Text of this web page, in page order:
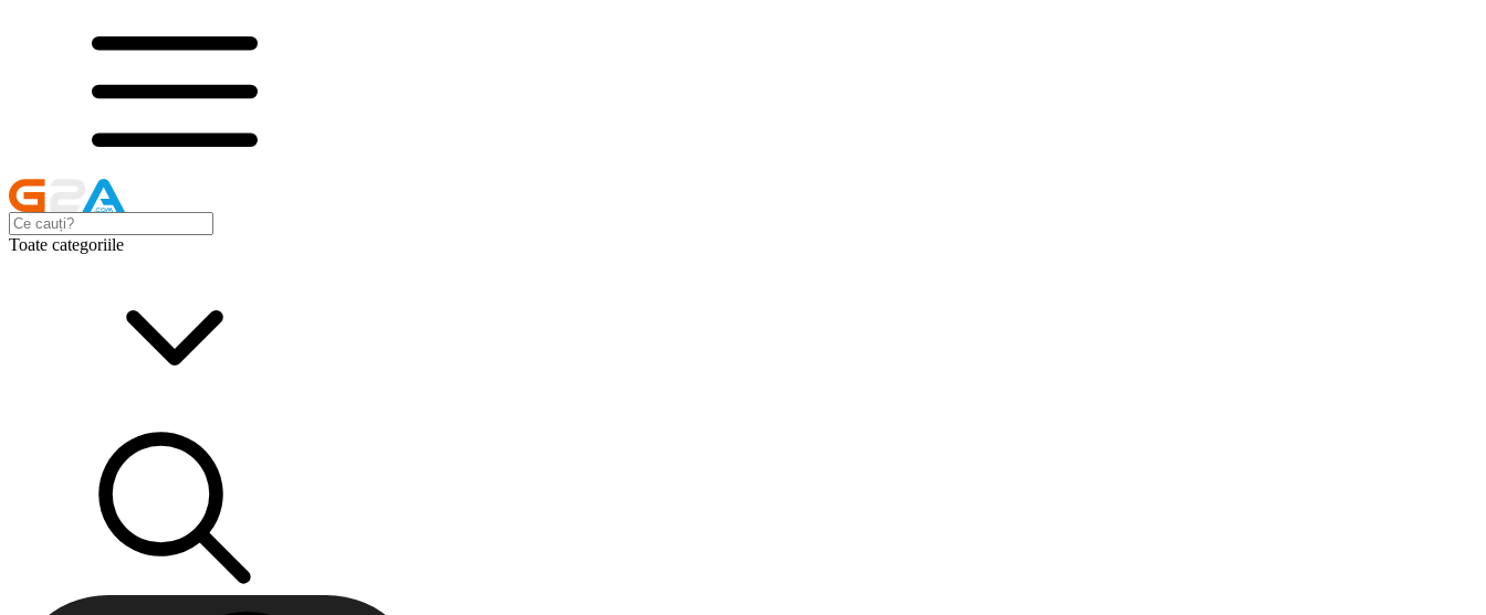
Toate categoriile